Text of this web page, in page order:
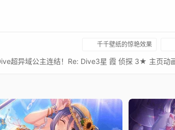
千千壁纸的惊艳效果